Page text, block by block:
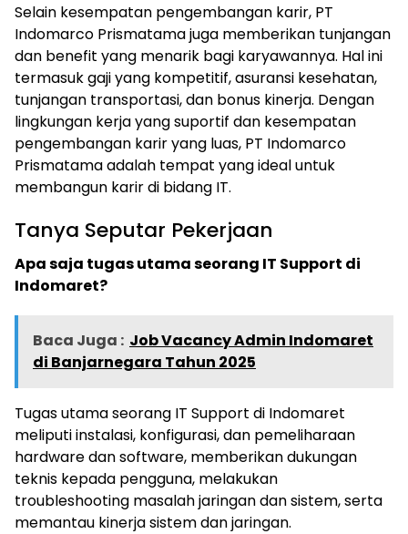
Selain kesempatan pengembangan karir, PT
Indomarco Prismatama juga memberikan tunjangan
dan benefit yang menarik bagi karyawannya. Hal ini
termasuk gaji yang kompetitif, asuransi kesehatan,
tunjangan transportasi, dan bonus kinerja. Dengan
lingkungan kerja yang suportif dan kesempatan
pengembangan karir yang luas, PT Indomarco
Prismatama adalah tempat yang ideal untuk
membangun karir di bidang IT.
Tanya Seputar Pekerjaan
Apa saja tugas utama seorang IT Support di
Indomaret?
Baca Juga : Job Vacancy Admin Indomaret
di Banjarnegara Tahun 2025
Tugas utama seorang IT Support di Indomaret
meliputi instalasi, konfigurasi, dan pemeliharaan
hardware dan software, memberikan dukungan
teknis kepada pengguna, melakukan
troubleshooting masalah jaringan dan sistem, serta
memantau kinerja sistem dan jaringan.